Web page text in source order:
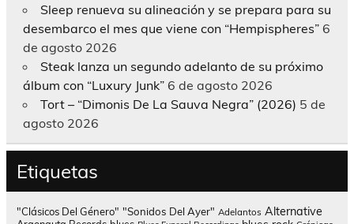
Sleep renueva su alineación y se prepara para su
desembarco el mes que viene con “Hempispheres” 6
de agosto 2026
Steak lanza un segundo adelanto de su próximo
álbum con “Luxury Junk” 6 de agosto 2026
Tort – “Dimonis De La Sauva Negra” (2026) 5 de
agosto 2026
Etiquetas
"Clásicos Del Género" "Sonidos Del Ayer" Adelantos Alternative